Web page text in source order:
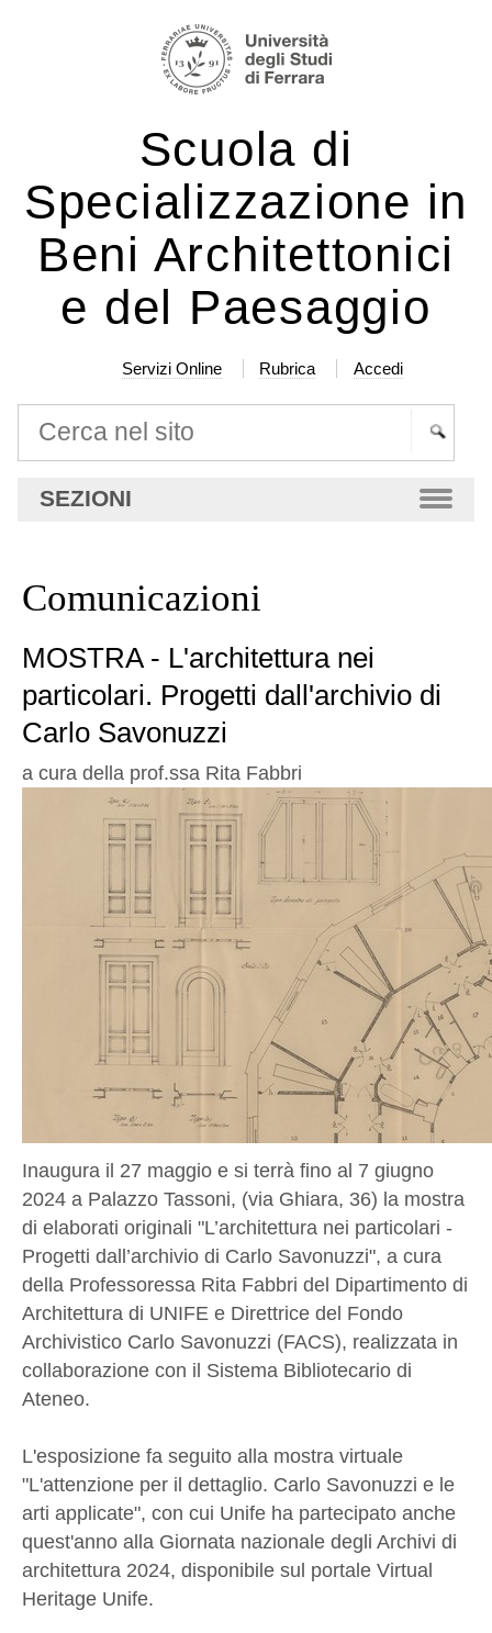
navigazione
Scuola di
Specializzazione in
Beni Architettonici
e del Paesaggio
Servizi Online Rubrica Accedi
avanzata…
SEZIONI
Comunicazioni
MOSTRA - L'architettura nei
particolari. Progetti dall'archivio di
Carlo Savonuzzi
a cura della prof.ssa Rita Fabbri
Inaugura il 27 maggio e si terrà fino al 7 giugno
2024 a Palazzo Tassoni, (via Ghiara, 36) la mostra
di elaborati originali "L’architettura nei particolari -
Progetti dall’archivio di Carlo Savonuzzi", a cura
della Professoressa Rita Fabbri del Dipartimento di
Architettura di UNIFE e Direttrice del Fondo
Archivistico Carlo Savonuzzi (FACS), realizzata in
collaborazione con il Sistema Bibliotecario di
Ateneo.
L'esposizione fa seguito alla mostra virtuale
"L'attenzione per il dettaglio. Carlo Savonuzzi e le
arti applicate", con cui Unife ha partecipato anche
quest'anno alla Giornata nazionale degli Archivi di
architettura 2024, disponibile sul portale Virtual
Heritage Unife.